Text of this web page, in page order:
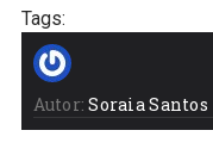
Tags:
Autor: Soraia Santos